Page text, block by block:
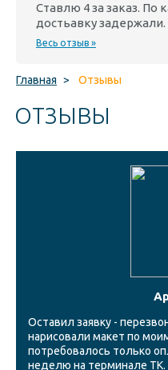
Ставлю 4 за заказ. По
достьавку задержали.
Весь отзыв »
Главная > Отзывы
ОТЗЫВЫ
Оставил заявку -
нарисовали макет по
потребовалось только
неделю на терминале ТК.